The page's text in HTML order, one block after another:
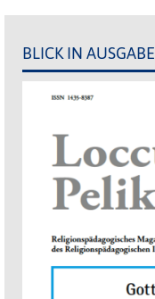
BLICK IN AUSGABE